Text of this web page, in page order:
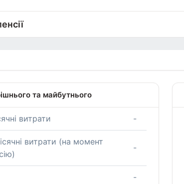
та майбутнього
витрати -
витрати (на момент
-
-